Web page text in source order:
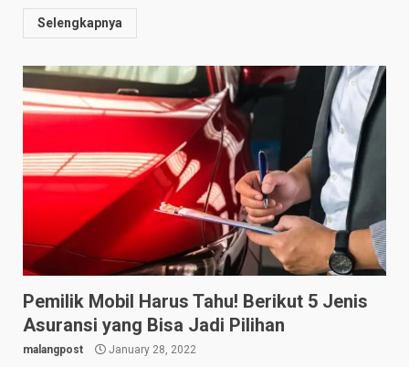
Selengkapnya
Pemilik Mobil Harus Tahu! Berikut 5 Jenis
Asuransi yang Bisa Jadi Pilihan
malangpost January 28, 2022